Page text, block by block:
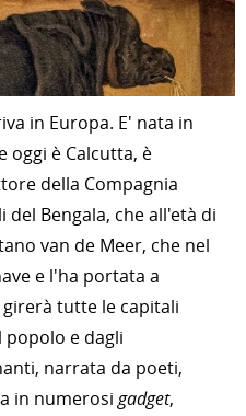
in Europa. E' nata in
oggi è Calcutta, è
della Compagnia
Bengala, che all'età di
van de Meer, che nel
e l'ha portata a
tutte le capitali
e dagli
narrata da poeti,
in numerosi gadget,